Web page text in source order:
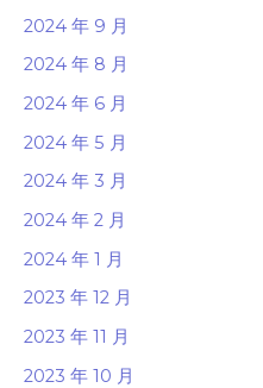
2024 年 9 月
2024 年 8 月
2024 年 6 月
2024 年 5 月
2024 年 3 月
2024 年 2 月
2024 年 1 月
2023 年 12 月
2023 年 11 月
2023 年 10 月